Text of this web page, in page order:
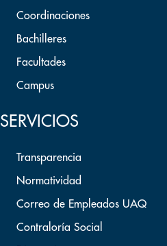
Coordinaciones
Bachilleres
Facultades
Campus
SERVICIOS
Transparencia
Normatividad
Correo de Empleados UAQ
Contraloría Social